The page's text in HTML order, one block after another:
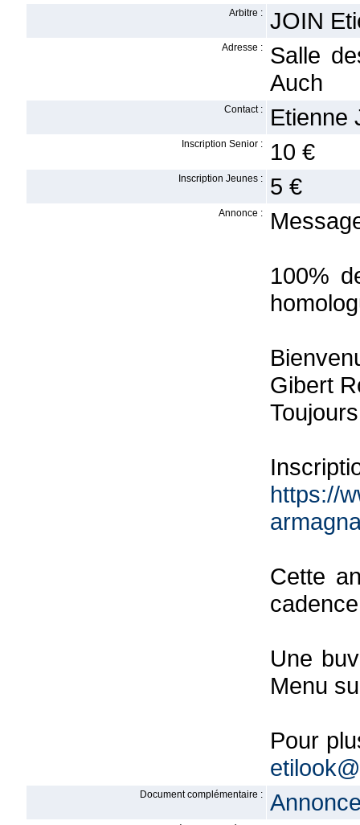
Arbitre : JOIN
Adresse :
Salle
Auch
Contact : Etienne
Inscription Senior : 10 €
Inscription Jeunes : 5 €
Annonce :
100%
Gibert
https://
Cette
Une
Menu
Pour
Document complémentaire :